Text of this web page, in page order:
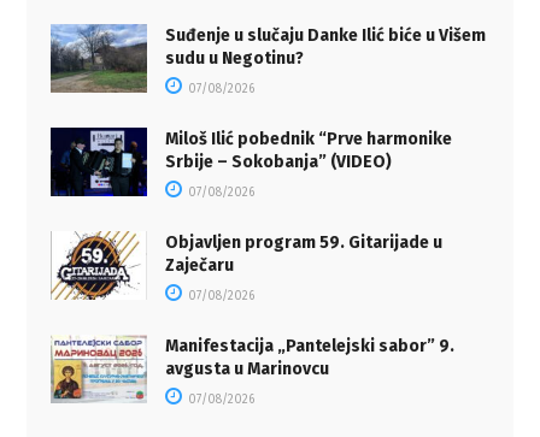
Suđenje u slučaju Danke Ilić biće u Višem
sudu u Negotinu?
07/08/2026
Miloš Ilić pobednik “Prve harmonike
Srbije – Sokobanja” (VIDEO)
07/08/2026
Objavljen program 59. Gitarijade u
Zaječaru
07/08/2026
Manifestacija „Pantelejski sabor” 9.
avgusta u Marinovcu
07/08/2026